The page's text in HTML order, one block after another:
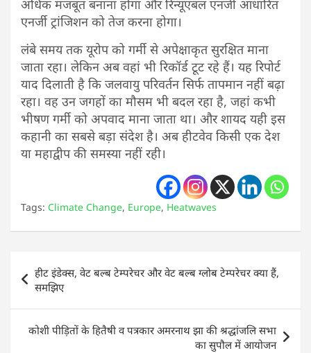
अधिक मजबूत बनाना होगा और रिन्यूएबल एनर्जी आधारित
एनर्जी ट्रांजिशन को तेज करना होगा।
लंबे समय तक यूरोप को गर्मी से अपेक्षाकृत सुरक्षित माना
जाता रहा। लेकिन अब वहां भी रिकॉर्ड टूट रहे हैं। यह रिपोर्ट
याद दिलाती है कि जलवायु परिवर्तन सिर्फ तापमान नहीं बढ़ा
रहा। वह उन जगहों का मौसम भी बदल रहा है, जहां कभी
भीषण गर्मी को अपवाद माना जाता था। और शायद यही इस
कहानी का सबसे बड़ा संदेश है। अब हीटवेव किसी एक देश
या महाद्वीप की समस्या नहीं रही।
Tags: Climate Change, Europe, Heatwaves
Post
navigation
हीट इंडेक्स, वेट बल्ब टेम्परेचर और वेट बल्ब ग्लोब टेम्परेचर क्या हैं,
समझिए
कोशी पीड़ितों के हितैषी व पत्रकार अमरनाथ झा की श्रद्धांजलि सभा
का सुपौल में आयोजन